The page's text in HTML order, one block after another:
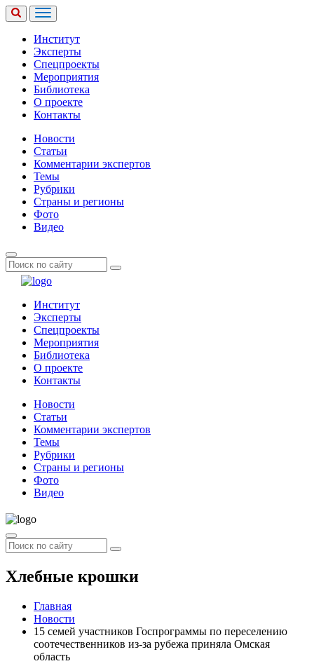
Институт
Эксперты
Спецпроекты
Мероприятия
Библиотека
О проекте
Контакты
Новости
Статьи
Комментарии экспертов
Темы
Рубрики
Страны и регионы
Фото
Видео
Институт
Эксперты
Спецпроекты
Мероприятия
Библиотека
О проекте
Контакты
Новости
Статьи
Комментарии экспертов
Темы
Рубрики
Страны и регионы
Фото
Видео
Хлебные крошки
Главная
Новости
15 семей участников Госпрограммы по переселению
соотечественников из-за рубежа приняла Омская
область